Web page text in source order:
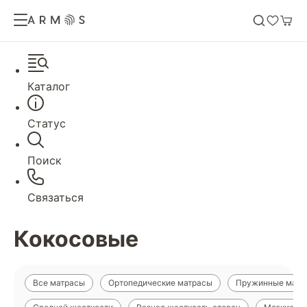
Каталог
Статус
Поиск
Связаться
Кокосовые
Все матрасы Ортопедические матрасы Пружинные